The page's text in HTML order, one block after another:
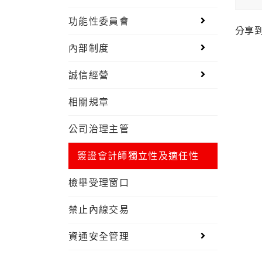
功能性委員會
內部制度
誠信經營
相關規章
公司治理主管
簽證會計師獨立性及適任性
檢舉受理窗口
禁止內線交易
資通安全管理
分享